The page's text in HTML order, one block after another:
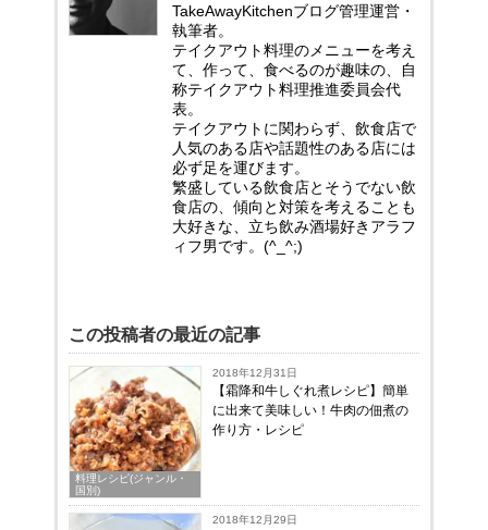
TakeAwayKitchenブログ管理運営・
執筆者。
テイクアウト料理のメニューを考え
て、作って、食べるのが趣味の、自
称テイクアウト料理推進委員会代
表。
テイクアウトに関わらず、飲食店で
人気のある店や話題性のある店には
必ず足を運びます。
繁盛している飲食店とそうでない飲
食店の、傾向と対策を考えることも
大好きな、立ち飲み酒場好きアラフ
ィフ男です。(^_^;)
この投稿者の最近の記事
料理レシピ(ジャンル・
国別)
2018年12月31日
【霜降和牛しぐれ煮レシピ】簡単
に出来て美味しい！牛肉の佃煮の
作り方・レシピ
2018年12月29日